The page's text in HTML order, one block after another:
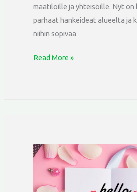
maatiloille ja yhteisöille. Nyt on
parhaat hankeideat alueelta ja
niihin sopivaa
Read More »
Helmikuun
uutiskirje!